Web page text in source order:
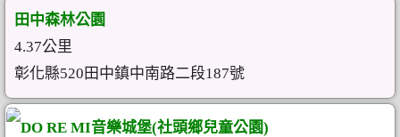
田中森林公園
4.37公里
彰化縣520田中鎮中南路二段187號
DO RE MI音樂城堡(社頭鄉兒童公園)